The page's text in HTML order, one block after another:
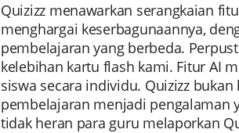
Quizizz menawarkan serangkaian
menghargai keserbagunaannya,
pembelajaran yang berbeda.
kelebihan kartu flash kami. Fitur AI
siswa secara individu. Quizizz
pembelajaran menjadi pengalaman
tidak heran para guru melaporkan